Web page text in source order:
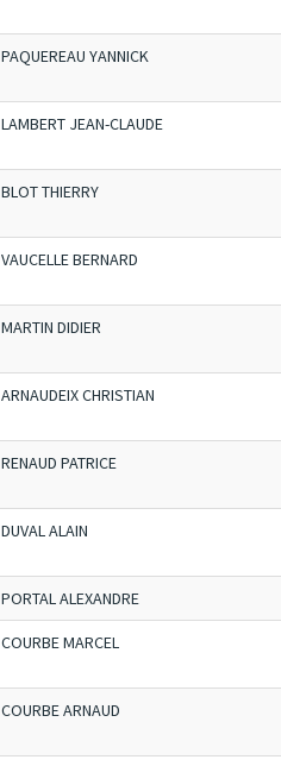
PAQUEREAU YANNICK
LAMBERT JEAN-CLAUDE
BLOT THIERRY
VAUCELLE BERNARD
MARTIN DIDIER
ARNAUDEIX CHRISTIAN
RENAUD PATRICE
DUVAL ALAIN
PORTAL ALEXANDRE
COURBE MARCEL
COURBE ARNAUD